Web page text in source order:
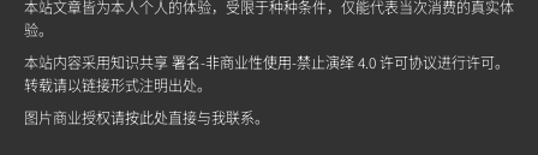
本站文章皆为本人个人的体验，受限于种种条件，仅能代表当次消费的真实体
验。
本站内容采用知识共享 署名-非商业性使用-禁止演绎 4.0 许可协议进行许可。
转载请以链接形式注明出处。
图片商业授权请按此处直接与我联系。